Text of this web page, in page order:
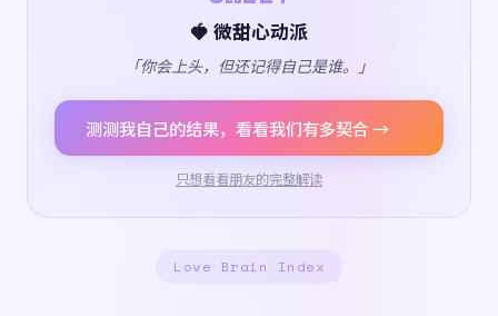
🍓 微甜心动派
「你会上头，但还记得自己是谁。」
测测我自己的结果，看看我们有多契合 →
只想看看朋友的完整解读
Love Brain Index